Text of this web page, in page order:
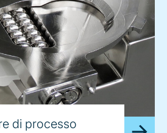
di processo